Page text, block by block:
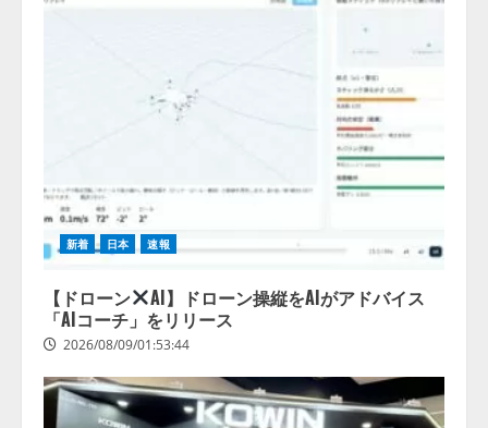
新着 日本 速報
【ドローン
AI】ドローン操縦をAIがアドバイス
「AIコーチ」をリリース
2026/08/09/01:53:44